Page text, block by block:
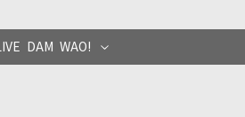
LIVE DAM WAO!